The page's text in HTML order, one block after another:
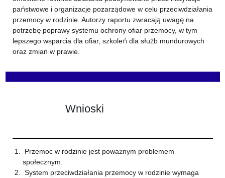
państwowe i organizacje pozarządowe w celu przeciwdziałania
przemocy w rodzinie. Autorzy raportu zwracają uwagę na
potrzebę poprawy systemu ochrony ofiar przemocy, w tym
lepszego wsparcia dla ofiar, szkoleń dla służb mundurowych
oraz zmian w prawie.
Wnioski
Przemoc w rodzinie jest poważnym problemem
społecznym.
System przeciwdziałania przemocy w rodzinie wymaga